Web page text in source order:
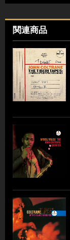
関連商品